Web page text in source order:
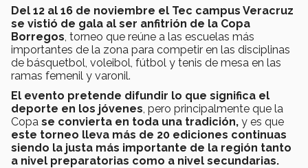
Del 12 al 16 de noviembre el Tec campus Veracruz
se vistió de gala al ser anfitrión de la Copa
Borregos , torneo que reúne a las escuelas más
importantes de la zona para competir en las disciplinas
de básquetbol, voleibol, fútbol y tenis de mesa en las
ramas femenil y varonil.
El evento pretende difundir lo que significa el
deporte en los jóvenes , pero principalmente que la
Copa se convierta en toda una tradición, y es que
este torneo lleva más de 20 ediciones continuas
siendo la justa más importante de la región tanto
a nivel preparatorias como a nivel secundarias.